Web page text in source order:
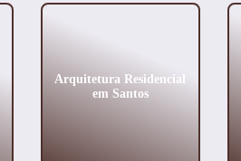
Arquitetura Residencial
em Santos